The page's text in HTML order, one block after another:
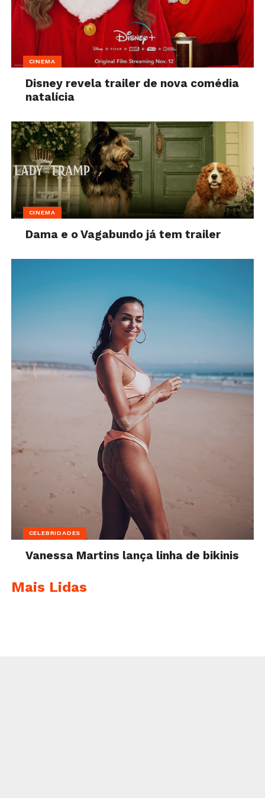
CINEMA
Disney revela trailer de nova comédia
natalícia
CINEMA
Dama e o Vagabundo já tem trailer
CELEBRIDADES
Vanessa Martins lança linha de bikinis
Mais Lidas